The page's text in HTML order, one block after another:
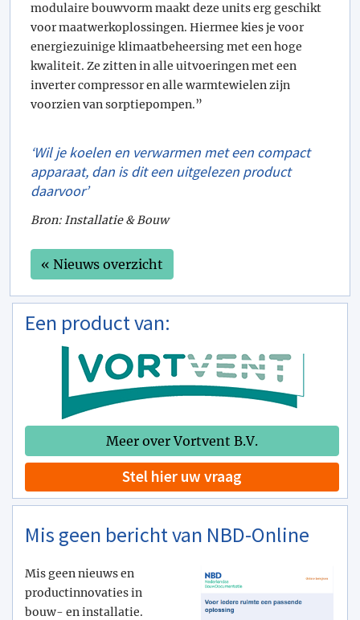
modulaire bouwvorm maakt deze units erg geschikt
voor maatwerkoplossingen. Hiermee kies je voor
energiezuinige klimaatbeheersing met een hoge
kwaliteit. Ze zitten in alle uitvoeringen met een
inverter compressor en alle warmtewielen zijn
voorzien van sorptiepompen.”
‘Wil je koelen en verwarmen met een compact
apparaat, dan is dit een uitgelezen product
daarvoor’
Bron: Installatie & Bouw
« Nieuws overzicht
Een product van:
Meer over Vortvent B.V.
Stel hier uw vraag
Mis geen bericht van NBD-Online
Mis geen nieuws en
productinnovaties in
bouw- en installatie.